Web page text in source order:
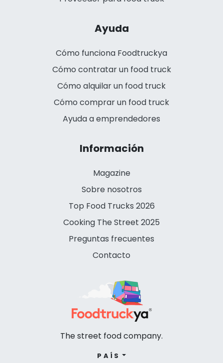
Ayuda
Cómo funciona Foodtruckya
Cómo contratar un food truck
Cómo alquilar un food truck
Cómo comprar un food truck
Ayuda a emprendedores
Información
Magazine
Sobre nosotros
Top Food Trucks 2026
Cooking The Street 2025
Preguntas frecuentes
Contacto
The street food company.
PAÍS